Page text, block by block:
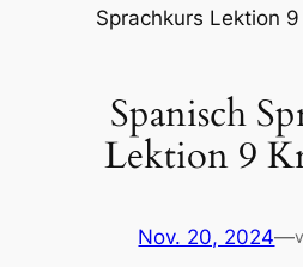
Sprachkurs Lektion
Spanisch
Lektion 9
Nov. 20, 2024—